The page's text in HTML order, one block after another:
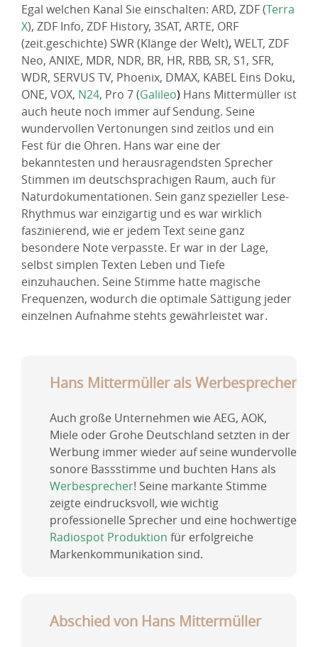
Egal welchen Kanal Sie einschalten: ARD, ZDF (Terra
X), ZDF Info, ZDF History, 3SAT, ARTE, ORF
(zeit.geschichte) SWR (Klänge der Welt),WELT, ZDF
Neo, ANIXE, MDR, NDR, BR, HR, RBB, SR, S1, SFR,
WDR, SERVUS TV, Phoenix, DMAX, KABEL Eins Doku,
ONE, VOX, N24, Pro 7 (Galileo) Hans Mittermüller ist
auch heute noch immer auf Sendung. Seine
wundervollen Vertonungen sind zeitlos und ein
Fest für die Ohren. Hans war eine der
bekanntesten und herausragendsten Sprecher
Stimmen im deutschsprachigen Raum, auch für
Naturdokumentationen. Sein ganz spezieller Lese-
Rhythmus war einzigartig und es war wirklich
faszinierend, wie er jedem Text seine ganz
besondere Note verpasste. Er war in der Lage,
selbst simplen Texten Leben und Tiefe
einzuhauchen. Seine Stimme hatte magische
Frequenzen, wodurch die optimale Sättigung jeder
einzelnen Aufnahme stehts gewährleistet war.
Hans Mittermüller als Werbesprecher
Auch große Unternehmen wie AEG, AOK,
Miele oder Grohe Deutschland setzten in der
Werbung immer wieder auf seine wundervolle
sonore Bassstimme und buchten Hans als
Werbesprecher! Seine markante Stimme
zeigte eindrucksvoll, wie wichtig
professionelle Sprecher und eine hochwertige
Radiospot Produktion für erfolgreiche
Markenkommunikation sind.
Abschied von Hans Mittermüller